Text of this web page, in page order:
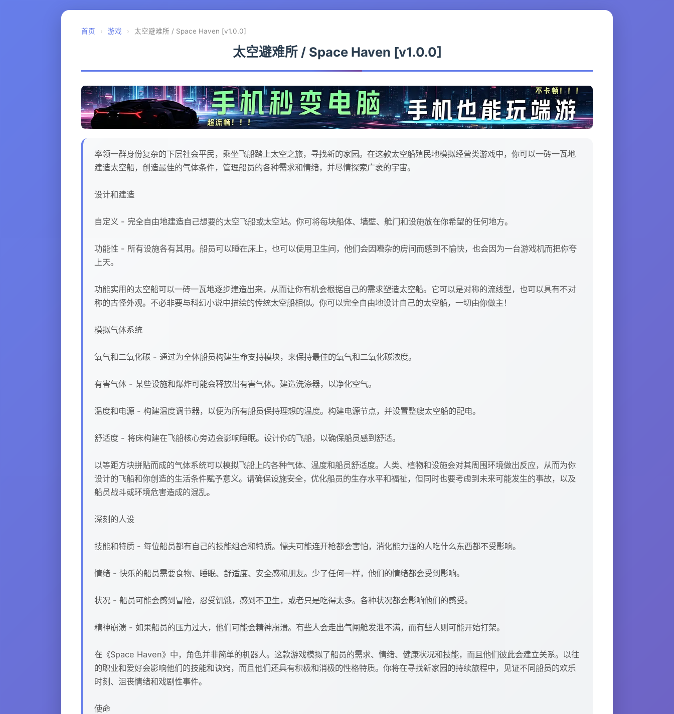
首页 › 游戏 › 太空避难所 / Space Haven [v1.0.0]
太空避难所 / Space Haven [v1.0.0]
率领一群身份复杂的下层社会平民，乘坐飞船踏上太空之旅，寻找新的家园。在这款太空船殖民地模拟经营类游戏中，你可以一砖一瓦地
建造太空船，创造最佳的气体条件，管理船员的各种需求和情绪，并尽情探索广袤的宇宙。
设计和建造
自定义 - 完全自由地建造自己想要的太空飞船或太空站。你可将每块船体、墙壁、舱门和设施放在你希望的任何地方。
功能性 - 所有设施各有其用。船员可以睡在床上，也可以使用卫生间，他们会因嘈杂的房间而感到不愉快，也会因为一台游戏机而把你夸
上天。
功能实用的太空船可以一砖一瓦地逐步建造出来，从而让你有机会根据自己的需求塑造太空船。它可以是对称的流线型，也可以具有不对
称的古怪外观。不必非要与科幻小说中描绘的传统太空船相似。你可以完全自由地设计自己的太空船，一切由你做主！
模拟气体系统
氧气和二氧化碳 - 通过为全体船员构建生命支持模块，来保持最佳的氧气和二氧化碳浓度。
有害气体 - 某些设施和爆炸可能会释放出有害气体。建造洗涤器，以净化空气。
温度和电源 - 构建温度调节器，以便为所有船员保持理想的温度。构建电源节点，并设置整艘太空船的配电。
舒适度 - 将床构建在飞船核心旁边会影响睡眠。设计你的飞船，以确保船员感到舒适。
以等距方块拼贴而成的气体系统可以模拟飞船上的各种气体、温度和船员舒适度。人类、植物和设施会对其周围环境做出反应，从而为你
设计的飞船和你创造的生活条件赋予意义。请确保设施安全，优化船员的生存水平和福祉，但同时也要考虑到未来可能发生的事故，以及
船员战斗或环境危害造成的混乱。
深刻的人设
技能和特质 - 每位船员都有自己的技能组合和特质。懦夫可能连开枪都会害怕，消化能力强的人吃什么东西都不受影响。
情绪 - 快乐的船员需要食物、睡眠、舒适度、安全感和朋友。少了任何一样，他们的情绪都会受到影响。
状况 - 船员可能会感到冒险，忍受饥饿，感到不卫生，或者只是吃得太多。各种状况都会影响他们的感受。
精神崩溃 - 如果船员的压力过大，他们可能会精神崩溃。有些人会走出气闸舱发泄不满，而有些人则可能开始打架。
在《Space Haven》中，角色并非简单的机器人。这款游戏模拟了船员的需求、情绪、健康状况和技能，而且他们彼此会建立关系。以往
的职业和爱好会影响他们的技能和诀窍，而且他们还具有积极和消极的性格特质。你将在寻找新家园的持续旅程中，见证不同船员的欢乐
时刻、沮丧情绪和戏剧性事件。
使命